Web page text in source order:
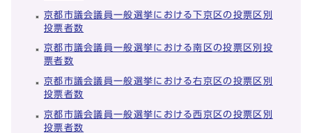
京都市議会議員一般選挙における下京区の投票区別
投票者数
京都市議会議員一般選挙における南区の投票区別投
票者数
京都市議会議員一般選挙における右京区の投票区別
投票者数
京都市議会議員一般選挙における西京区の投票区別
投票者数